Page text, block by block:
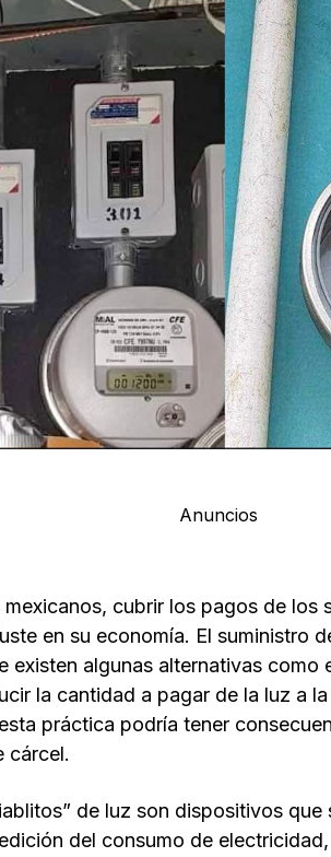
Anuncios
mexicanos, cubrir los pagos de los
en su economía. El suministro
existen algunas alternativas como
la cantidad a pagar de la luz a la
práctica podría tener
cárcel.
de luz son dispositivos
del consumo de